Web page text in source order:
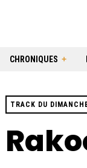
CHRONIQUES
TRACK DU